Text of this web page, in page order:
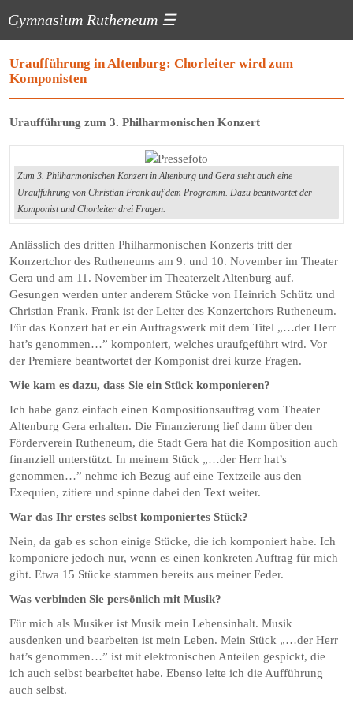
Gymnasium Rutheneum ☰
Uraufführung in Altenburg: Chorleiter wird zum
Komponisten
Uraufführung zum 3. Philharmonischen Konzert
Zum 3. Philharmonischen Konzert in Altenburg und Gera steht auch eine
Uraufführung von Christian Frank auf dem Programm. Dazu beantwortet der
Komponist und Chorleiter drei Fragen.
Anlässlich des dritten Philharmonischen Konzerts tritt der
Konzertchor des Rutheneums am 9. und 10. November im Theater
Gera und am 11. November im Theaterzelt Altenburg auf.
Gesungen werden unter anderem Stücke von Heinrich Schütz und
Christian Frank. Frank ist der Leiter des Konzertchors Rutheneum.
Für das Konzert hat er ein Auftragswerk mit dem Titel „…der Herr
hat’s genommen…” komponiert, welches uraufgeführt wird. Vor
der Premiere beantwortet der Komponist drei kurze Fragen.
Wie kam es dazu, dass Sie ein Stück komponieren?
Ich habe ganz einfach einen Kompositionsauftrag vom Theater
Altenburg Gera erhalten. Die Finanzierung lief dann über den
Förderverein Rutheneum, die Stadt Gera hat die Komposition auch
finanziell unterstützt. In meinem Stück „…der Herr hat’s
genommen…” nehme ich Bezug auf eine Textzeile aus den
Exequien, zitiere und spinne dabei den Text weiter.
War das Ihr erstes selbst komponiertes Stück?
Nein, da gab es schon einige Stücke, die ich komponiert habe. Ich
komponiere jedoch nur, wenn es einen konkreten Auftrag für mich
gibt. Etwa 15 Stücke stammen bereits aus meiner Feder.
Was verbinden Sie persönlich mit Musik?
Für mich als Musiker ist Musik mein Lebensinhalt. Musik
ausdenken und bearbeiten ist mein Leben. Mein Stück „…der Herr
hat’s genommen…” ist mit elektronischen Anteilen gespickt, die
ich auch selbst bearbeitet habe. Ebenso leite ich die Aufführung
auch selbst.